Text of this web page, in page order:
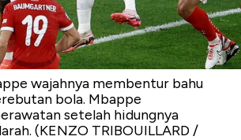
wajahnya membentur bahu
bola. Mbappe
setelah hidungnya
(KENZO TRIBOUILLARD /